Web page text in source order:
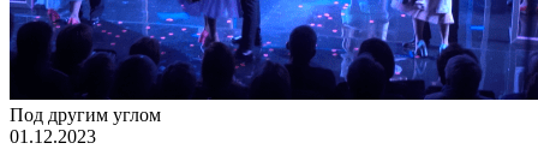
Под другим углом
01.12.2023